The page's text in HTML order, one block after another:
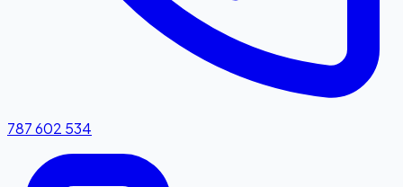
787 602 534